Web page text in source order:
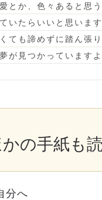
とか、色々あると思
いたらいいと思いま
ても諦めずに踏ん張
が見つかっていますよ
の手紙も
分へ